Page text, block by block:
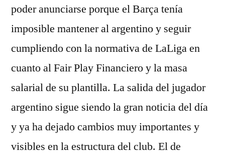
poder anunciarse porque el Barça tenía
imposible mantener al argentino y seguir
cumpliendo con la normativa de LaLiga en
cuanto al Fair Play Financiero y la masa
salarial de su plantilla. La salida del jugador
argentino sigue siendo la gran noticia del día
y ya ha dejado cambios muy importantes y
visibles en la estructura del club. El de